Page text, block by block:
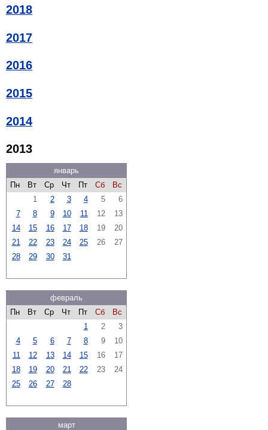
2018
2017
2016
2015
2014
2013
январь
Пн
Вт Ср Чт Пт Сб
Вс
1
2 3 4 5
6
7
8 9 10 11 12
13
14
15 16 17 18 19
20
21
22 23 24 25 26
27
28
29 30 31
февраль
Пн
Вт Ср Чт Пт Сб
Вс
1
2
3
4
5 6 7 8 9
10
11
12 13 14 15 16
17
18
19 20 21 22 23
24
25
26 27 28
март